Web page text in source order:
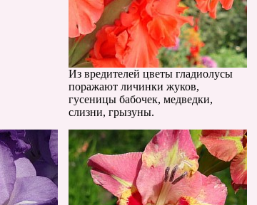
Из вредителей цветы гладиолусы
поражают личинки жуков,
гусеницы бабочек, медведки,
слизни, грызуны.